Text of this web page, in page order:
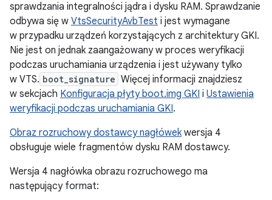
sprawdzania integralności jądra i dysku RAM. Sprawdzanie
odbywa się w VtsSecurityAvbTest i jest wymagane
w przypadku urządzeń korzystających z architektury GKI.
Nie jest on jednak zaangażowany w proces weryfikacji
podczas uruchamiania urządzenia i jest używany tylko
w VTS. boot_signature Więcej informacji znajdziesz
w sekcjach Konfiguracja płyty boot.img GKI i Ustawienia
weryfikacji podczas uruchamiania GKI.
Obraz rozruchowy dostawcy nagłówekwersja 4
obsługuje wiele fragmentów dysku RAM dostawcy.
Wersja 4 nagłówka obrazu rozruchowego ma
następujący format: